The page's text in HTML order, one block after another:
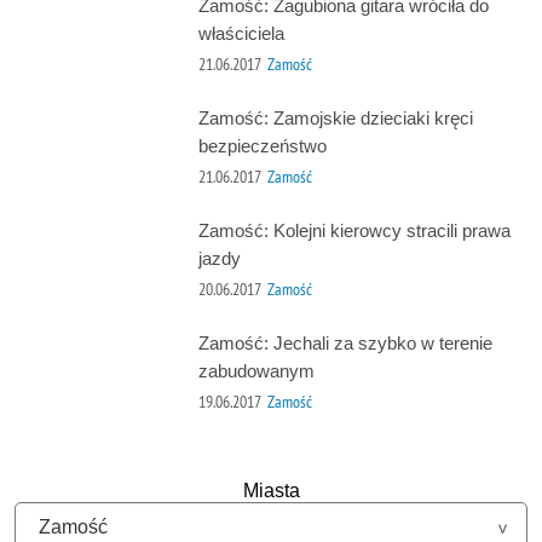
Zamość: Zagubiona gitara wróciła do
właściciela
21.06.2017 Zamość
Zamość: Zamojskie dzieciaki kręci
bezpieczeństwo
21.06.2017 Zamość
Zamość: Kolejni kierowcy stracili prawa
jazdy
20.06.2017 Zamość
Zamość: Jechali za szybko w terenie
zabudowanym
19.06.2017 Zamość
Miasta